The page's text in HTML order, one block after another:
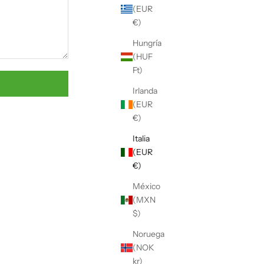
(EUR
€)
Hungría
(HUF
Ft)
Irlanda
(EUR
€)
Italia
(EUR
€)
México
(MXN
$)
Noruega
(NOK
kr)